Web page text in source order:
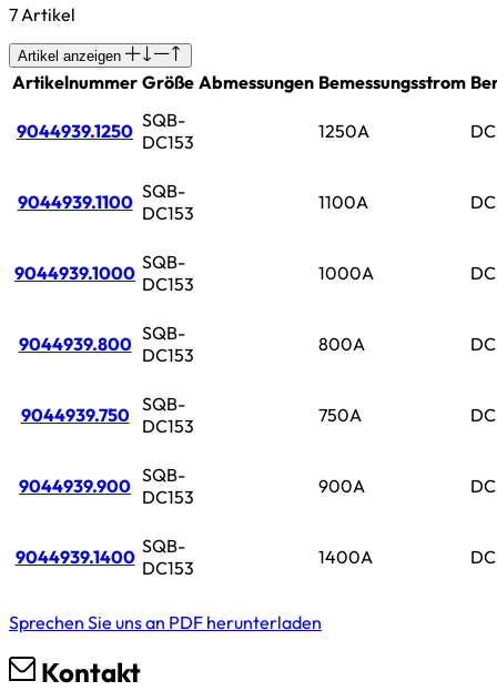
7 Artikel
Artikel anzeigen
Artikelnummer Größe Abmessungen Bemessungsstrom
9044939.1250 SQB-
DC153
1250A
9044939.1100 SQB-
DC153
1100A
9044939.1000 SQB-
DC153
1000A
9044939.800 SQB-
DC153
800A
9044939.750 SQB-
DC153
750A
9044939.900 SQB-
DC153
900A
9044939.1400 SQB-
DC153
1400A
Sprechen Sie uns an PDF herunterladen
Kontakt